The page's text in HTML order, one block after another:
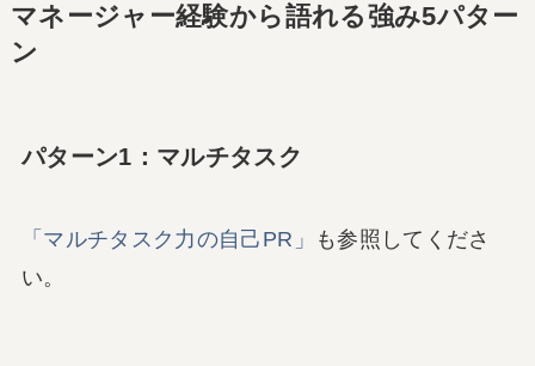
マネージャー経験から語れる強み5パター
ン
パターン1：マルチタスク
「マルチタスク力の自己PR」
も参照してくださ
い。